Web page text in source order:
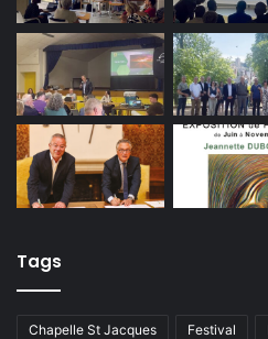
Tags
Chapelle St Jacques Festival